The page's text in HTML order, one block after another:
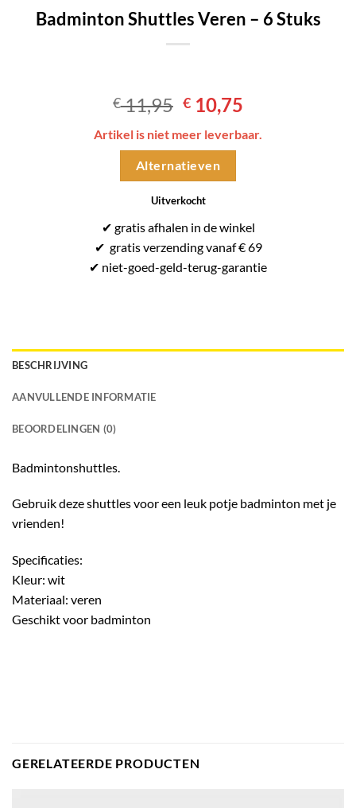
Badminton Shuttles Veren – 6 Stuks
€11,95 Oorspronkelijke
prijs
was:
€ 11,95.
€ 10,75
is:
Artikel is niet meer leverbaar.
Alternatieven
Uitverkocht
✔ gratisafhalen in de winkel
✔ gratisverzending vanaf € 69
✔ niet-goed-geld-terug-garantie
BESCHRIJVING
AANVULLENDE INFORMATIE
BEOORDELINGEN (0)
Badmintonshuttles.
Gebruik deze shuttles voor een leuk potje badminton met je
vrienden!
Specificaties:
Kleur: wit
Materiaal: veren
Geschikt voor badminton
GERELATEERDE PRODUCTEN